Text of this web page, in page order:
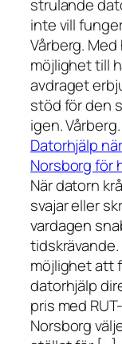
strulande
inte vill
Vårberg.
möjlighet till
avdraget
stöd för den
igen.
Datorhjälp
Norsborg för
När datorn
svajar eller
vardagen
möjlighet att
datorhjälp
pris med
Norsborg